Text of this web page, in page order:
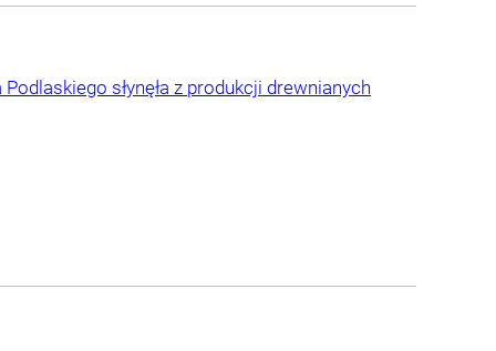
słynęła z produkcji drewnianych